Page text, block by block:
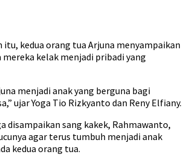
itu, kedua orang tua Arjuna menyampaikan
kelak menjadi pribadi yang
menjadi anak yang berguna bagi
ujar Yoga Tio Rizkyanto dan Reny Elfiany.
disampaikan sang kakek, Rahmawanto,
agar terus tumbuh menjadi anak
kedua orang tua.